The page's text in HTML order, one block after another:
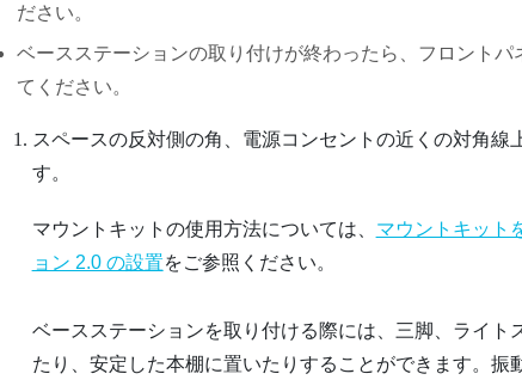
ださい。
ベースステーションの取り付けが終わったら、フロント
てください。
スペースの反対側の角、電源コンセントの近くの対角線
す。
マウントキットの使用方法については、 マウントキット
ョン 2.0 の設置をご参照ください。
ベースステーションを取り付ける際には、三脚、ライト
たり、安定した本棚に置いたりすることができます。振